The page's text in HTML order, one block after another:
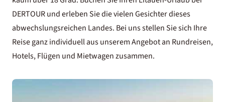
DERTOUR und erleben Sie die vielen Gesichter dieses
abwechslungsreichen Landes. Bei uns stellen Sie sich Ihre
Reise ganz individuell aus unserem Angebot an Rundreisen,
Hotels, Flügen und Mietwagen zusammen.